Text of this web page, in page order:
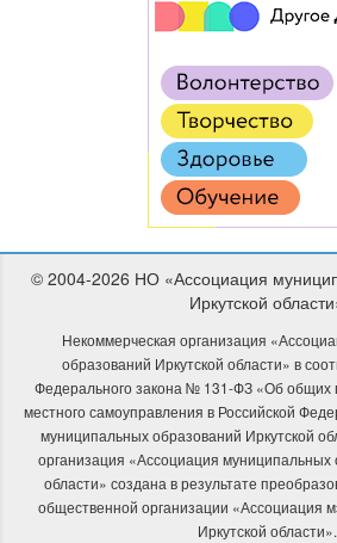
© 2004-2026 НО «Ассоциация
Иркутской
Некоммерческая организация
образований Иркутской области» в
Федерального закона № 131-ФЗ «Об общих
местного самоуправления в Российской
муниципальных образований Иркутской
организация «Ассоциация муниципальных
области» создана в результате
общественной организации «Ассоциация
Иркутской области».